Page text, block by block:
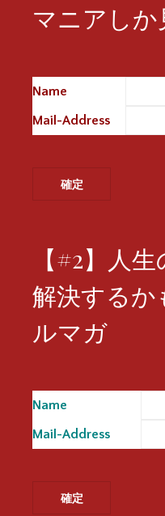
マニアしか
Name
Mail-Address
【#2】人
解決するか
ルマガ
Name
Mail-Address